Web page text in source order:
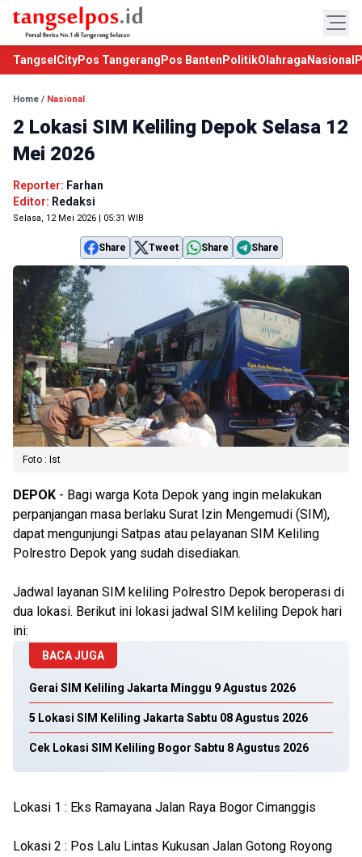
TangselCityPos Tangerang Pos Banten PolitikOlahraga Nasional
Home / Nasional
2 Lokasi SIM Keliling Depok Selasa 12
Mei 2026
Reporter: Farhan
Editor: Redaksi
Selasa, 12 Mei 2026 | 05:31 WIB
Share Tweet Share Share
Foto : Ist
DEPOK - Bagi warga Kota Depok yang ingin melakukan
perpanjangan masa berlaku Surat Izin Mengemudi (SIM),
dapat mengunjungi Satpas atau pelayanan SIM Keliling
Polrestro Depok yang sudah disediakan.
Jadwal layanan SIM keliling Polrestro Depok beroperasi di
dua lokasi. Berikut ini lokasi jadwal SIM keliling Depok hari
ini:
BACA JUGA
Gerai SIM Keliling Jakarta Minggu 9 Agustus 2026
5 Lokasi SIM Keliling Jakarta Sabtu 08 Agustus 2026
Cek Lokasi SIM Keliling Bogor Sabtu 8 Agustus 2026
Lokasi 1 : Eks Ramayana Jalan Raya Bogor Cimanggis
Lokasi 2 : Pos Lalu Lintas Kukusan Jalan Gotong Royong